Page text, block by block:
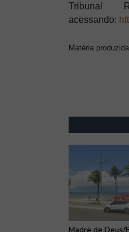
Tribunal
acessando:
Matéria